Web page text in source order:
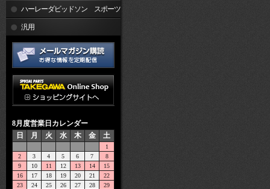
ハーレーダビッドソン スポーツ
スター汎用
8月度営業日カレンダー
日
月 火 水 木 金 土
1
2
3 4 5 6 7
8
9
10 11 12 13 14
15
16
17 18 19 20 21
22
23
24 25 26 27 28
29